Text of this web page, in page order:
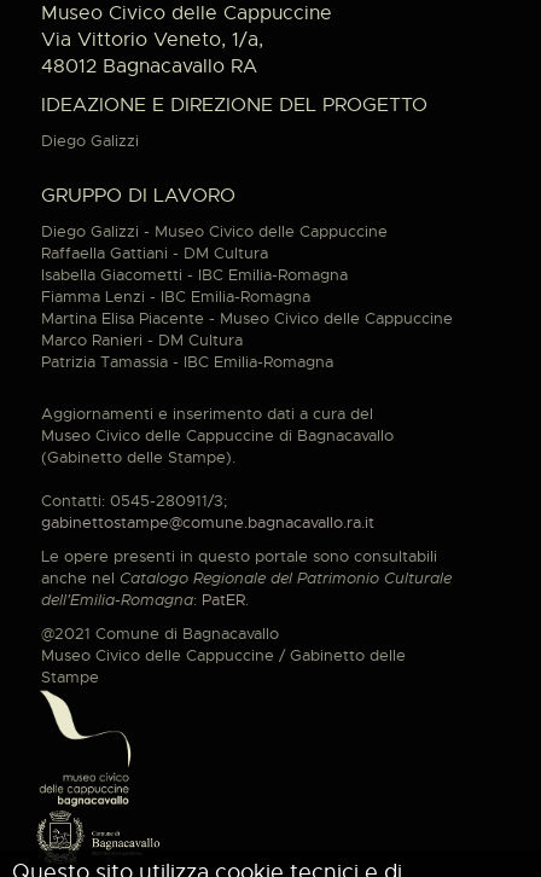
Museo Civico delle Cappuccine
Via Vittorio Veneto, 1/a,
48012 Bagnacavallo RA
IDEAZIONE E DIREZIONE DEL PROGETTO
Diego Galizzi
GRUPPO DI LAVORO
Diego Galizzi - Museo Civico delle Cappuccine
Raffaella Gattiani - DM Cultura
Isabella Giacometti - IBC Emilia-Romagna
Fiamma Lenzi - IBC Emilia-Romagna
Martina Elisa Piacente - Museo Civico delle Cappuccine
Marco Ranieri - DM Cultura
Patrizia Tamassia - IBC Emilia-Romagna
Aggiornamenti e inserimento dati a cura del
Museo Civico delle Cappuccine di Bagnacavallo
(Gabinetto delle Stampe).
Contatti: 0545-280911/3;
gabinettostampe@comune.bagnacavallo.ra.it
Le opere presenti in questo portale sono consultabili
anche nel Catalogo Regionale del Patrimonio Culturale
dell'Emilia-Romagna: PatER.
@2021 Comune di Bagnacavallo
Museo Civico delle Cappuccine / Gabinetto delle
Stampe